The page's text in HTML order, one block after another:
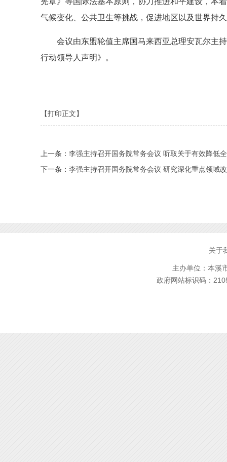
气候变化、公共卫生等挑战，促进地区以及世界持
会议由东盟轮值主席国马来西亚总理安瓦尔主
行动领导人声明》。
【打印正文】
上一条： 李强主持召开国务院常务会议 听取关于有效降低
下一条： 李强主持召开国务院常务会议 研究深化重点领域
关于
主办单位：本溪
政府网站标识码：